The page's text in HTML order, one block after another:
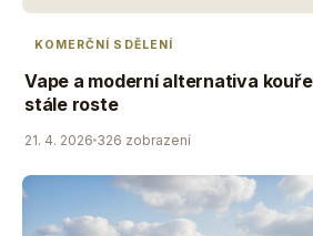
KOMERČNÍ SDĚLENÍ
Vape a moderní alternativa
stále roste
21. 4. 2026 326 zobrazení